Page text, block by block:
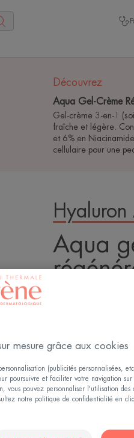
Découvrez
Aqua Gel-Crème
Gel-crème 3-en-1
fraîche et légère.
et 6% en
cellulaire pour une
Hyaluron
Aqua
Réduit les rides
-
Gel-crème 3-
texture fraîche
Hyaluronique
durablement le
naturellement
mesure grâce aux cookies
(publicités personnalisées,
poursuivre et faciliter votre navigation
vous pouvez personnaliser l'utilisation des
notre politique de confidentialité en